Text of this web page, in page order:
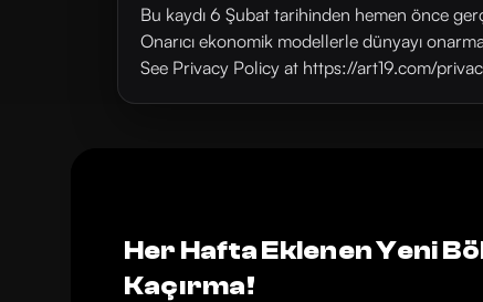
Bu kaydı 6 Şubat tarihinden hemen önce
Onarıcı ekonomik modellerle dünyayı
See Privacy Policy at https://art19.com/
Her Hafta Eklenen Yeni
Kaçırma!